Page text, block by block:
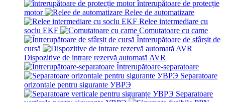
întrerupătoare de protecție
motor
Relee de automatizare
Relee intermediare cu
soclu EKF
Comutatoare cu came
Întrerupătoare de sfârșit de
cursă
Dispozitive de intrare rezervă automată AVR
Întrerupătoare-separatoare
Separatoare
orizontale pentru sigurante УВРЭ
Separatoare